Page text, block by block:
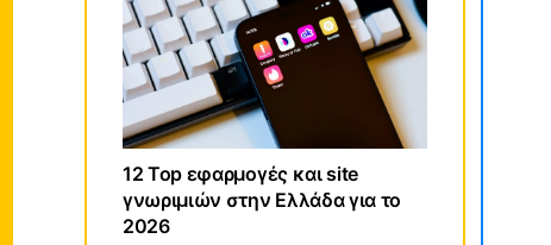
12 Top εφαρμογές και site
γνωριμιών στην Ελλάδα για το
2026